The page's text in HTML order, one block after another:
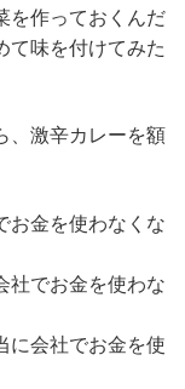
を作っておくんだ
て味を付けてみた
、激辛カレーを額
お金を使わなくな
社でお金を使わな
に会社でお金を使